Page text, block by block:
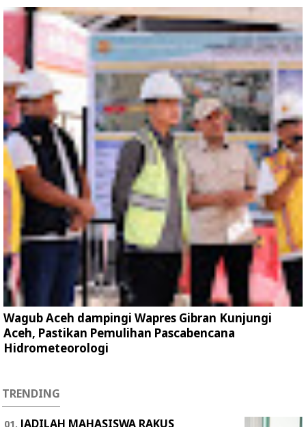
Wagub Aceh dampingi Wapres Gibran Kunjungi
Aceh, Pastikan Pemulihan Pascabencana
Hidrometeorologi
TRENDING
JADILAH MAHASISWA RAKUS